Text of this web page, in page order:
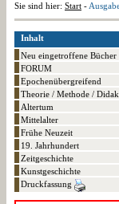
Sie sind hier: Start -
Inhalt
Neu eingetroffene Bücher
FORUM
Epochenübergreifend
Theorie / Methode /
Altertum
Mittelalter
Frühe Neuzeit
19. Jahrhundert
Zeitgeschichte
Kunstgeschichte
Druckfassung